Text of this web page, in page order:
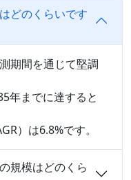
どのくらいです
期間を通じて堅調
年までに達すると
）は6.8%です。
規模はどのくら